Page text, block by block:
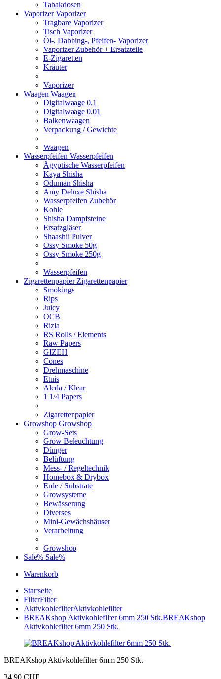
Tabakdosen
VaporizerVaporizer
Tragbare Vaporizer
Tisch Vaporizer
Öl-, Dabbing-, Pfeifen- Vaporizer
Vaporizer Zubehör + Ersatzteile
E-Zigaretten
Kräuter
Vaporizer
Waagen Waagen
Digitalwaage 0,1
Digitalwaage 0,01
Balkenwaagen
Verpackung / Gewichte
Waagen
Wasserpfeifen Wasserpfeifen
Ägyptische Wasserpfeifen
Kaya Shisha
Oduman Shisha
Amy Deluxe Shisha
Wasserpfeifen Zubehör
Kohle
Shisha Dampfsteine
Ersatzgläser
Shaashii Pulver
Ossy Smoke 50g
Ossy Smoke 250g
Wasserpfeifen
Zigarettenpapier Zigarettenpapier
Smokings
Rips
Juicy
OCB
Rizla
RS Rolls / Elements
Raw Papers
GIZEH
Cones
Drehmaschine
Etuis
Aleda / Klear
1 1/4 Papers
Zigarettenpapier
Growshop Growshop
Grow-Sets
Grow Beleuchtung
Dünger
Belüftung
Mess- / Regeltechnik
Homebox & Drybox
Erde / Substrate
Growsysteme
Bewässerung
Diverses
Mini-Gewächshäuser
Verarbeitung
Growshop
Sale% Sale%
Warenkorb
Startseite
FilterFilter
AktivkohlefilterAktivkohlefilter
BREAKshop Aktivkohlefilter 6mm 250 Stk.BREAKshop
Aktivkohlefilter 6mm 250 Stk.
BREAKshop Aktivkohlefilter 6mm 250 Stk.
34,90 CHF